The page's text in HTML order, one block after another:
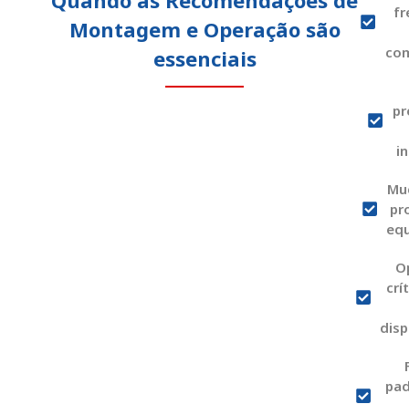
Montagem e Operação são
essenciais